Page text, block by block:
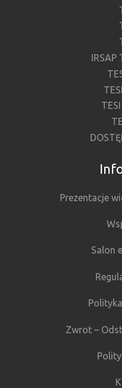
IRSAP
Prezentacje
Salon
Zwrot –